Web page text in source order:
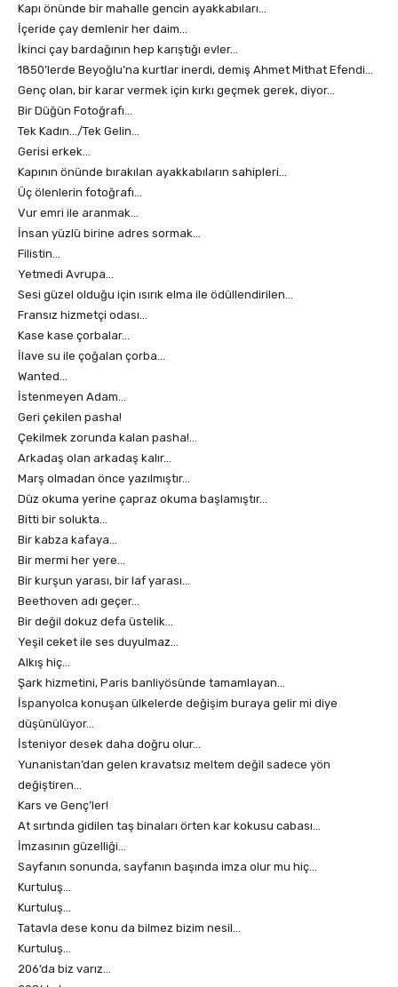
Kapı önünde bir mahalle gencin ayakkabıları…
İçeride çay demlenir her daim…
İkinci çay bardağının hep karıştığı evler…
1850’lerde Beyoğlu’na kurtlar inerdi, demiş Ahmet Mithat Efendi…
Genç olan, bir karar vermek için kırkı geçmek gerek, diyor…
Bir Düğün Fotoğrafı…
Tek Kadın…/Tek Gelin…
Gerisi erkek…
Kapının önünde bırakılan ayakkabıların sahipleri…
Üç ölenlerin fotoğrafı…
Vur emri ile aranmak…
İnsan yüzlü birine adres sormak…
Filistin…
Yetmedi Avrupa…
Sesi güzel olduğu için ısırık elma ile ödüllendirilen…
Fransız hizmetçi odası…
Kase kase çorbalar…
İlave su ile çoğalan çorba…
Wanted…
İstenmeyen Adam…
Geri çekilen pasha!
Çekilmek zorunda kalan pasha!…
Arkadaş olan arkadaş kalır…
Marş olmadan önce yazılmıştır…
Düz okuma yerine çapraz okuma başlamıştır…
Bitti bir solukta…
Bir kabza kafaya…
Bir mermi her yere…
Bir kurşun yarası, bir laf yarası…
Beethoven adı geçer…
Bir değil dokuz defa üstelik…
Yeşil ceket ile ses duyulmaz…
Alkış hiç…
Şark hizmetini, Paris banliyösünde tamamlayan…
İspanyolca konuşan ülkelerde değişim buraya gelir mi diye
düşünülüyor…
İsteniyor desek daha doğru olur…
Yunanistan’dan gelen kravatsız meltem değil sadece yön
değiştiren…
Kars ve Genç’ler!
At sırtında gidilen taş binaları örten kar kokusu cabası…
İmzasının güzelliği…
Sayfanın sonunda, sayfanın başında imza olur mu hiç…
Kurtuluş…
Kurtuluş…
Tatavla dese konu da bilmez bizim nesil…
Kurtuluş…
206’da biz varız…